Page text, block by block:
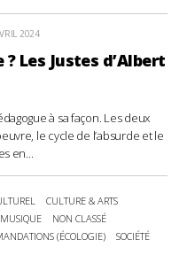
2024
Les Justes d’Albert
à sa façon. Les deux
le cycle de l’absurde et le
en...
CULTURE & ARTS
MUSIQUE
NON CLASSÉ
(ÉCOLOGIE)
SOCIÉTÉ